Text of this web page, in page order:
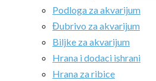
Podloga za akvarijum
Đubrivo za akvarijum
Biljke za akvarijum
Hrana i dodaci ishrani
Hrana za ribice